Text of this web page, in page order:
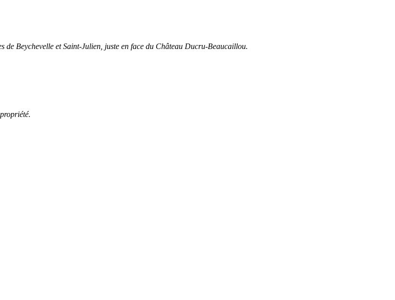
de Beychevelle et Saint-Julien, juste en face du Château Ducru-Beaucaillou.